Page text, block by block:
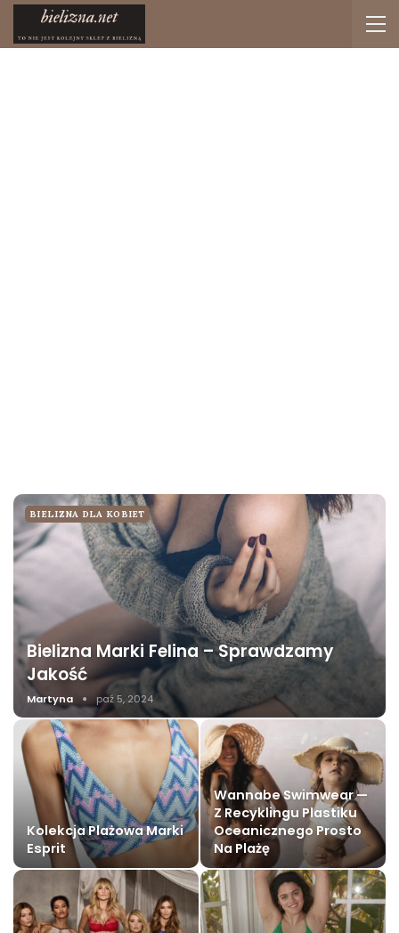
BIELIZNA DLA KOBIET
Bielizna Marki Felina – Sprawdzamy
Jakość
Martyna paź 5, 2024
Kolekcja Plażowa Marki
Esprit
Wannabe Swimwear —
Z Recyklingu Plastiku
Oceanicznego Prosto
Na Plażę